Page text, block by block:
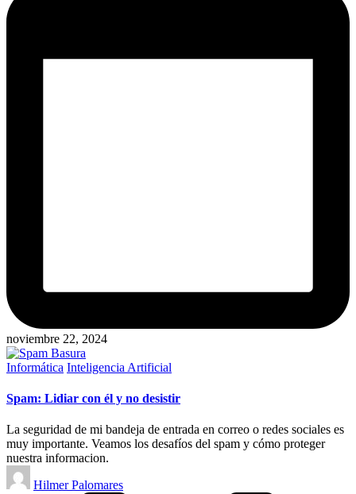
noviembre 22, 2024
Publicado
Informática Inteligencia Artificial
Spam: Lidiar con él y no desistir
La seguridad de mi bandeja de entrada en correo o redes sociales es
muy importante. Veamos los desafíos del spam y cómo proteger
nuestra informacion.
Publicado
por
Hilmer Palomares